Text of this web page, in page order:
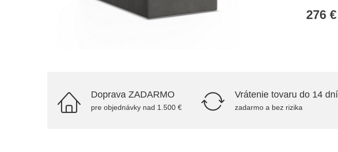
276 €
Doprava ZADARMO
pre objednávky nad 1.500 €
Vrátenie tovaru do 14 dní
zadarmo a bez rizika